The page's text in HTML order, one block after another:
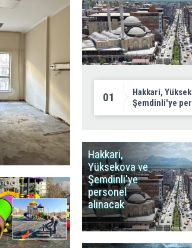
01
Hakkari,
Şemdinli'ye
Hakkari,
Yüksekova ve
Şemdinli'ye
personel
alınacak